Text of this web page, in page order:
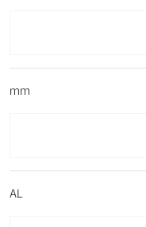
mm
AL